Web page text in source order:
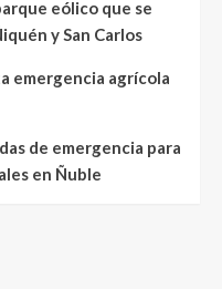
eólico que se
y San Carlos
emergencia agrícola
de emergencia para
en Ñuble